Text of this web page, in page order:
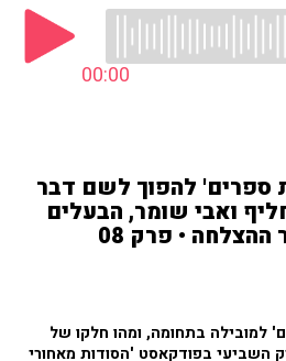
00:00
ספרים' להפוך לשם דבר
ואבי שומר, הבעלים
• פרק 08